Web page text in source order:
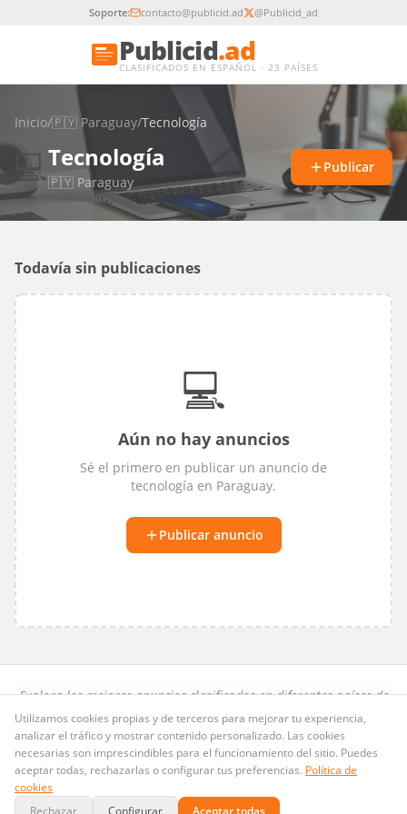
Soporte: contacto@publicid.ad @Publicid_ad
Publicid.ad
CLASIFICADOS EN ESPAÑOL · 23 PAÍSES
Inicio/🇵🇾 Paraguay/Tecnología
💻Tecnología
🇵🇾 Paraguay
Publicar
Todavía sin publicaciones
💻
Aún no hay anuncios
Sé el primero en publicar un anuncio de
tecnología en Paraguay.
Publicar anuncio
Explora los mejores anuncios clasificados en diferentes países de
habla hispana.
Preguntas frecuentes·Privacidad·Términos·Cookies
Publicid.ad· Dominio LLC · Copyright ©2026. Todos los derechos
@Publicid_ad
Pagos seguros con
Utilizamos cookies propias y de terceros para mejorar tu experiencia,
analizar el tráfico y mostrar contenido personalizado. Las cookies
necesarias son imprescindibles para el funcionamiento del sitio. Puedes
aceptar todas, rechazarlas o configurar tus preferencias. Política de
cookies
Rechazar
Configurar Aceptar todas